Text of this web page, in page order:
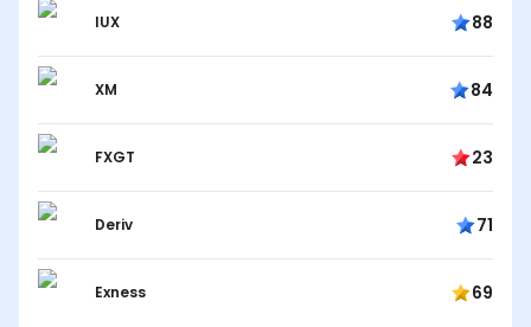
IUX 88
XM 84
FXGT 23
Deriv 71
Exness 69